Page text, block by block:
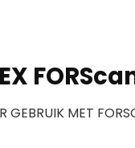
GEBRUIK MET